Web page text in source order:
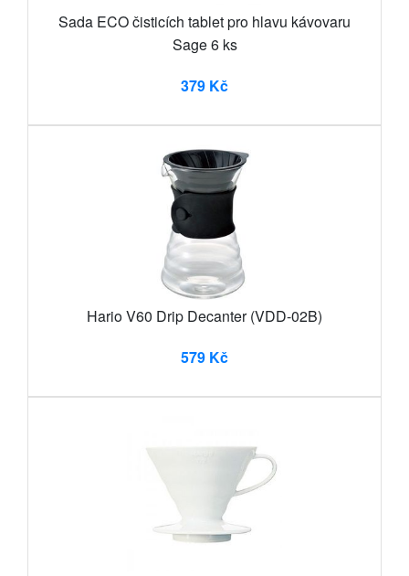
Sada ECO čisticích tablet pro hlavu kávovaru
Sage 6 ks
379 Kč
Hario V60 Drip Decanter (VDD-02B)
579 Kč